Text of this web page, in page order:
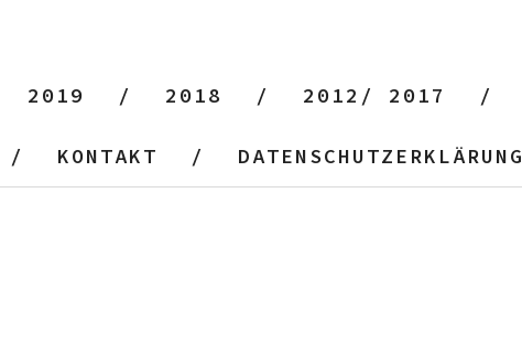
2019 2018 2012/ 2017
KONTAKT DATENSCHUTZERKLÄRUNG